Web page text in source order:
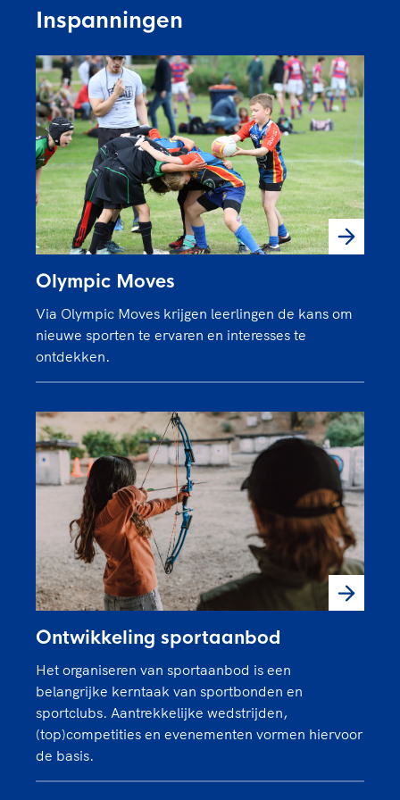
Inspanningen
Olympic Moves
Via Olympic Moves krijgen leerlingen de kans om
nieuwe sporten te ervaren en interesses te
ontdekken.
Ontwikkeling sportaanbod
Het organiseren van sportaanbod is een
belangrijke kerntaak van sportbonden en
sportclubs. Aantrekkelijke wedstrijden,
(top)competities en evenementen vormen hiervoor
de basis.